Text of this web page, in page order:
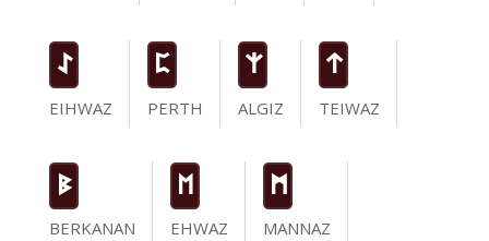
I
EIHWAZ
P
PERTH
Z
ALGIZ
t
TEIWAZ
B
BERKANAN
E
EHWAZ
M
MANNAZ